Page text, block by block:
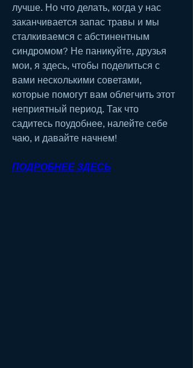
лучше. Но что делать, когда у нас
заканчивается запас травы и мы
сталкиваемся с абстинентным
синдромом? Не паникуйте, друзья
мои, я здесь, чтобы поделиться с
вами несколькими советами,
которые помогут вам облегчить этот
неприятный период. Так что
садитесь поудобнее, налейте себе
чаю, и давайте начнем!
ПОДРОБНЕЕ ЗДЕСЬ